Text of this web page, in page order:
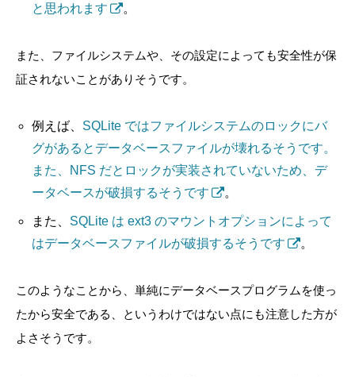
と思われます
。
また、ファイルシステムや、その設定によっても安全性が保
証されないことがありそうです。
例えば、 SQLite ではファイルシステムのロックにバ
グがあるとデータベースファイルが壊れるそうです。
また、NFS だとロックが実装されていないため、デ
ータベースが破損するそうです
。
また、 SQLite は ext3 のマウントオプションによって
はデータベースファイルが破損するそうです
。
このようなことから、単純にデータベースプログラムを使っ
たから安全である、というわけではない点にも注意した方が
よさそうです。